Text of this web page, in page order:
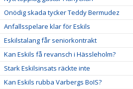
Onödig skada tycker Teddy Bermudez
Anfallsspelare klar för Eskils
Eskilstalang får seniorkontrakt
Kan Eskils få revansch i Hässleholm?
Stark Eskilsinsats räckte inte
Kan Eskils rubba Varbergs BoIS?